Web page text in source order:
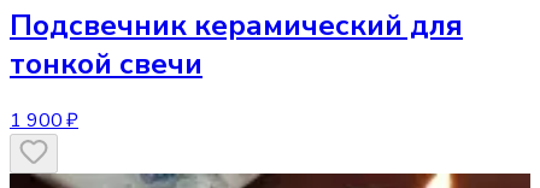
Подсвечник керамический для
тонкой свечи
1 900 ₽